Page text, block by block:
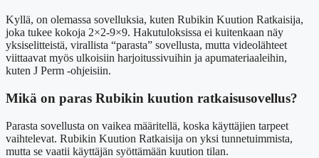
Kyllä, on olemassa sovelluksia, kuten Rubikin Kuution Ratkaisija,
joka tukee kokoja 2×2-9×9. Hakutuloksissa ei kuitenkaan näy
yksiselitteistä, virallista “parasta” sovellusta, mutta videolähteet
viittaavat myös ulkoisiin harjoitussivuihin ja apumateriaaleihin,
kuten J Perm -ohjeisiin.
Mikä on paras Rubikin kuution ratkaisusovellus?
Parasta sovellusta on vaikea määritellä, koska käyttäjien tarpeet
vaihtelevat. Rubikin Kuution Ratkaisija on yksi tunnetuimmista,
mutta se vaatii käyttäjän syöttämään kuution tilan.